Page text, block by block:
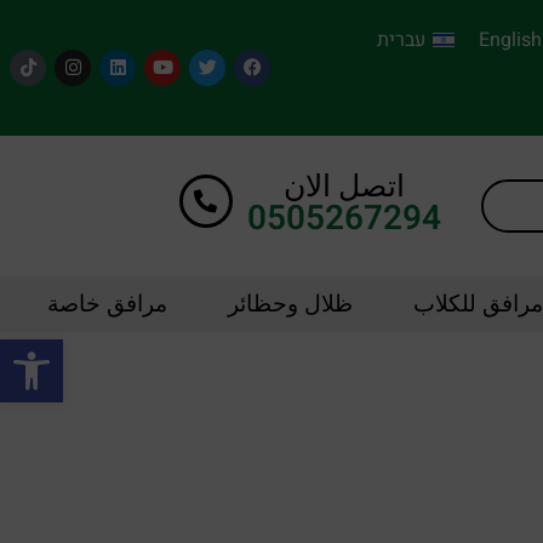
English עברית
اتصل الان
0505267294
مرافق للكلاب ظلال وحظائر مرافق خاصة